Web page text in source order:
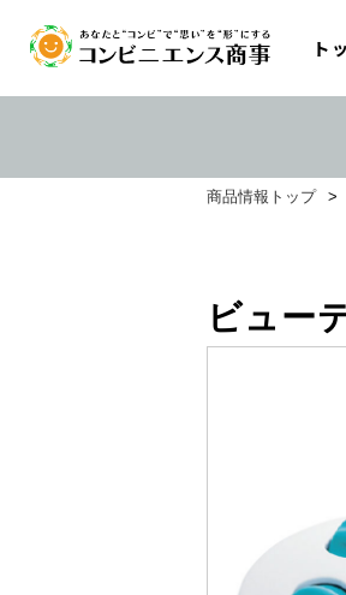
ト
商品情報トップ >
ビュー